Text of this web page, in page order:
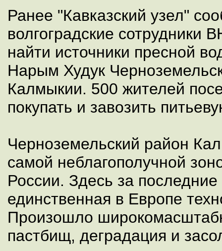
Ранее "Кавказский узел"
волгоградские
найти источники пресной
Нарым Худук
Калмыкии. 500 жителей
покупать и завозить
Черноземельский район
самой неблагополучной
России. Здесь за
единственная в Европе
Произошло
пастбищ, деградация и